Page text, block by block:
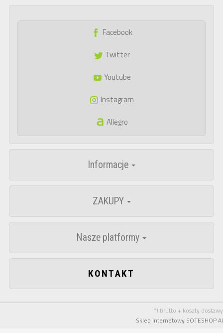
Facebook
Twitter
Youtube
Instagram
Allegro
Informacje
ZAKUPY
Nasze platformy
KONTAKT
*) brutto + koszty dostawy
Sklep internetowy SOTESHOP AI